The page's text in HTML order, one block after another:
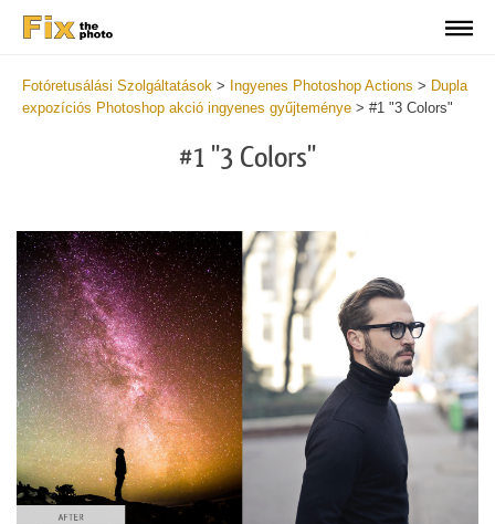
Fotóretusálási Szolgáltatások > Ingyenes Photoshop Actions > Dupla
expozíciós Photoshop akció ingyenes gyűjteménye > #1 "3 Colors"
#1 "3 Colors"